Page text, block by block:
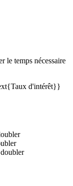
le temps nécessaire
d'intérêt}}